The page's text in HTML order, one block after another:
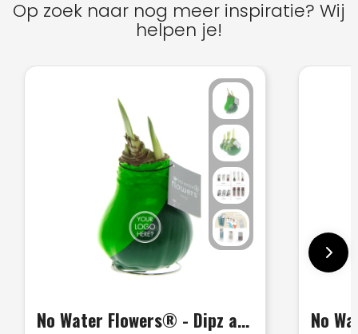
Op zoek naar nog meer inspiratie? Wij
helpen je!
No Water Flowers® - Dipz angle